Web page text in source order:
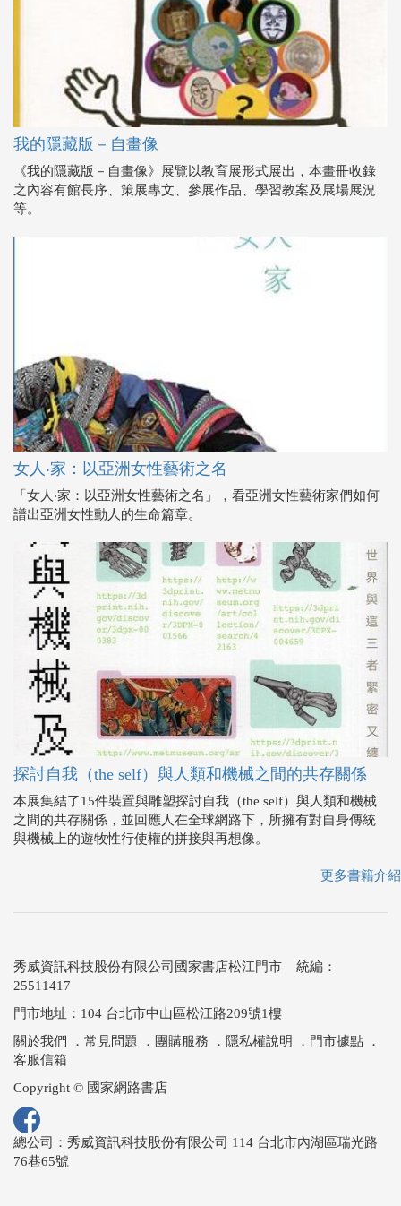
我的隱藏版－自畫像
《我的隱藏版－自畫像》展覽以教育展形式展出，本畫冊收錄
之內容有館長序、策展專文、參展作品、學習教案及展場展況
等。
女人‧家：以亞洲女性藝術之名
「女人‧家：以亞洲女性藝術之名」，看亞洲女性藝術家們如何
譜出亞洲女性動人的生命篇章。
探討自我（the self）與人類和機械之間的共存關係
本展集結了15件裝置與雕塑探討自我（the self）與人類和機械
之間的共存關係，並回應人在全球網路下，所擁有對自身傳統
與機械上的遊牧性行使權的拼接與再想像。
更多書籍介紹
秀威資訊科技股份有限公司國家書店松江門市 統編：
25511417
門市地址：104 台北市中山區松江路209號1樓
關於我們
． 常見問題 ． 團購服務 ． 隱私權說明 ． 門市據點 ．
客服信箱
Copyright © 國家網路書店
總公司：秀威資訊科技股份有限公司 114 台北市內湖區瑞光路
76巷65號